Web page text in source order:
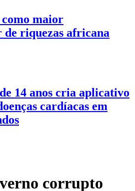
maior
riquezas africana
14 anos cria aplicativo
cardíacas em
corrupto